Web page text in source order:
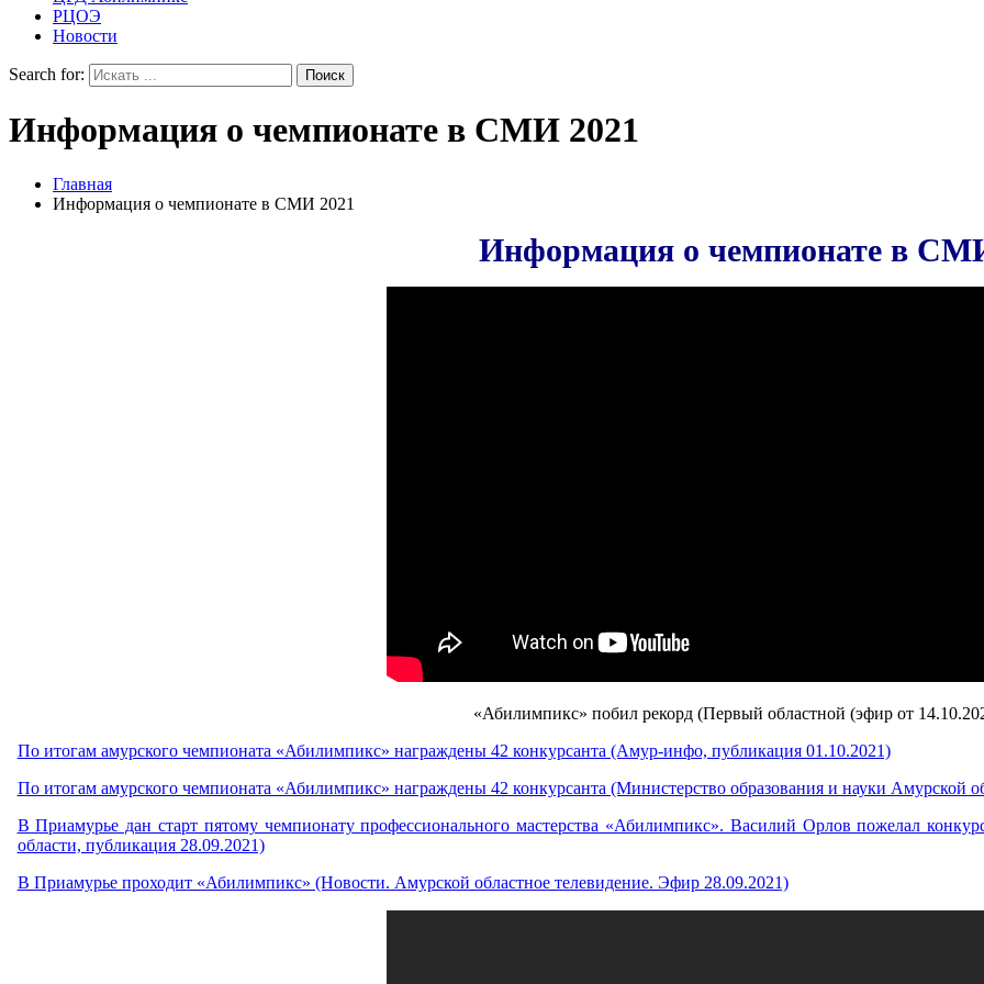
РЦОЭ
Новости
Search for:
Информация о чемпионате в СМИ 2021
Главная
Информация о чемпионате в СМИ 2021
Информация о чемпионате в
«Абилимпикс» побил рекорд (Первый областной (эфир от
По итогам амурского чемпионата «Абилимпикс» награждены 42 конкурсанта (Амур-инфо, публикация 01.10.2021)
По итогам амурского чемпионата «Абилимпикс» награждены 42 конкурсанта (Министерство образования и науки Амурской
В Приамурье дан старт пятому чемпионату профессионального мастерства «Абилимпикс». Василий Орлов пожелал
области, публикация 28.09.2021)
В Приамурье проходит «Абилимпикс» (Новости. Амурской областное телевидение. Эфир 28.09.2021)